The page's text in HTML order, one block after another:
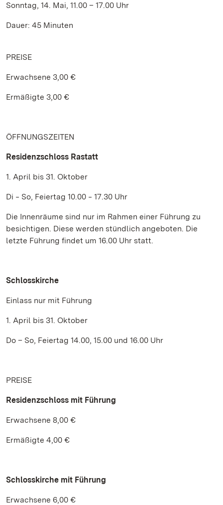
Sonntag, 14. Mai, 11.00 – 17.00 Uhr
Dauer: 45 Minuten
PREISE
Erwachsene 3,00 €
Ermäßigte 3,00 €
ÖFFNUNGSZEITEN
Residenzschloss Rastatt
1. April bis 31. Oktober
Di ‒ So, Feiertag 10.00 ‒ 17.30 Uhr
Die Innenräume sind nur im Rahmen einer Führung zu
besichtigen. Diese werden stündlich angeboten. Die
letzte Führung findet um 16.00 Uhr statt.
Schlosskirche
Einlass nur mit Führung
1. April bis 31. Oktober
Do – So, Feiertag 14.00, 15.00 und 16.00 Uhr
PREISE
Residenzschloss mit Führung
Erwachsene 8,00 €
Ermäßigte 4,00 €
Schlosskirche mit Führung
Erwachsene 6,00 €